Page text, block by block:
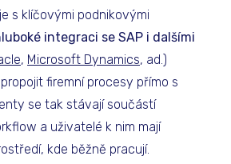
s klíčovými podnikovými
integraci se SAP i dalšími
, Microsoft Dynamics, ad.)
firemní procesy přímo s
se tak stávají součástí
a uživatelé k nim mají
kde běžně pracují.